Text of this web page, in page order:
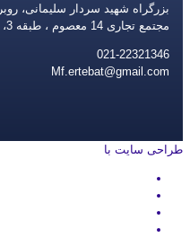
بزرگراه شهید سردار سلیمانی،
مجتمع تجاری 14 معصوم ، طبقه 3، واحد 3
021-22321346
Mf.ertebat@gmail.com
طراحی سایت با